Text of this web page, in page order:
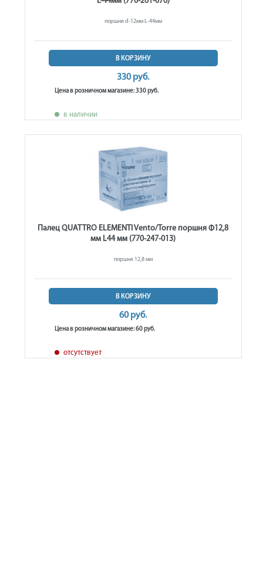
поршня d-12мм L-44мм
В КОРЗИНУ
330 руб.
Цена в розничном магазине: 330 руб.
в наличии
Палец QUATTRO ELEMENTI Vento/Torre поршня Ф12,8
мм L44 мм (770-247-013)
поршня 12,8 мм
В КОРЗИНУ
60 руб.
Цена в розничном магазине: 60 руб.
отсутствует